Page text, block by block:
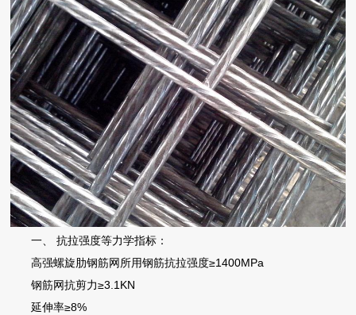
一、 抗拉强度等力学指标：
高强螺旋肋钢筋网所用钢筋抗拉强度≥1400MPa
钢筋网抗剪力≥3.1KN
延伸率≥8%